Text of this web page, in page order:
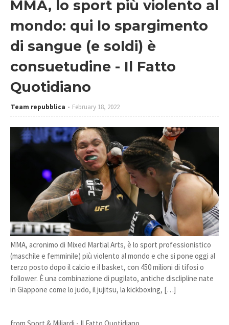
MMA, lo sport più violento al
mondo: qui lo spargimento
di sangue (e soldi) è
consuetudine - Il Fatto
Quotidiano
Team repubblica February 18, 2022
MMA, acronimo di Mixed Martial Arts, è lo sport professionistico
(maschile e femminile) più violento al mondo e che si pone oggi al
terzo posto dopo il calcio e il basket, con 450 milioni di tifosi o
follower. È una combinazione di pugilato, antiche disclipline nate
in Giappone come lo judo, il jujitsu, la kickboxing, […]